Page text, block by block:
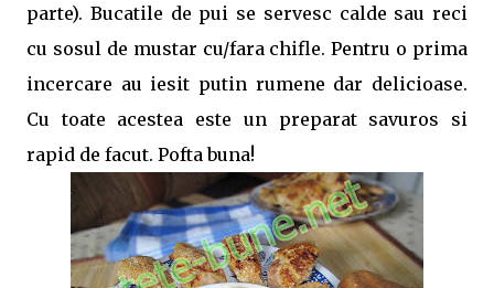
parte). Bucatile de pui se servesc calde sau reci
cu sosul de mustar cu/fara chifle. Pentru o prima
incercare au iesit putin rumene dar delicioase.
Cu toate acestea este un preparat savuros si
rapid de facut. Pofta buna!